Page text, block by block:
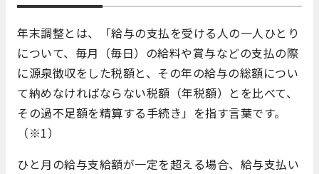
年末調整とは、「給与の支払を受ける人の一人ひとり
について、毎月（毎日）の給料や賞与などの支払の際
に源泉徴収をした税額と、その年の給与の総額につい
て納めなければならない税額（年税額）とを比べて、
その過不足額を精算する手続き」を指す言葉です。
（※1）
ひと月の給与支給額が一定を超える場合、給与支払い